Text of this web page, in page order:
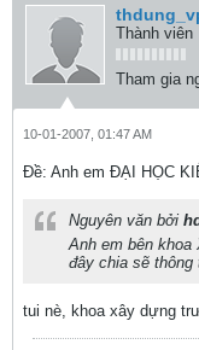
Thành viên
Tham gia
10-01-2007, 01:47 AM
Ðề: Anh em ĐẠI HỌC
Nguyên văn bởi
Anh em bên khoa
đây chia sẽ thông
tui nè, khoa xây dựng